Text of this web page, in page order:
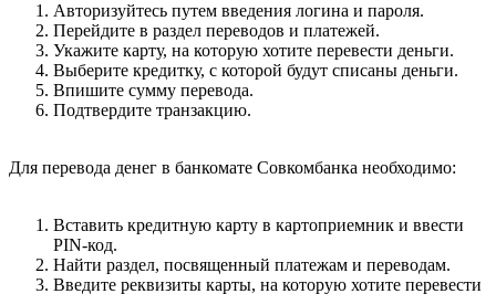
Авторизуйтесь путем введения логина и пароля.
Перейдите в раздел переводов и платежей.
Укажите карту, на которую хотите перевести деньги.
Выберите кредитку, с которой будут списаны деньги.
Впишите сумму перевода.
Подтвердите транзакцию.
Для перевода денег в банкомате Совкомбанка необходимо:
Вставить кредитную карту в картоприемник и ввести
PIN-код.
Найти раздел, посвященный платежам и переводам.
Введите реквизиты карты, на которую хотите перевести